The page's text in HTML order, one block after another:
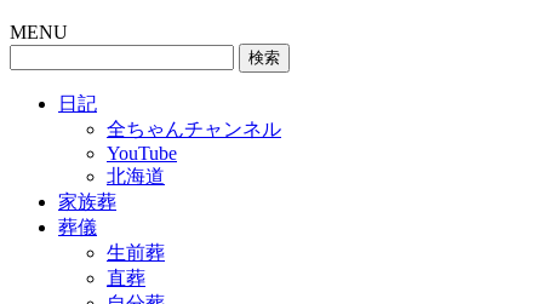
MENU
日記
全ちゃんチャンネル
YouTube
北海道
家族葬
葬儀
生前葬
直葬